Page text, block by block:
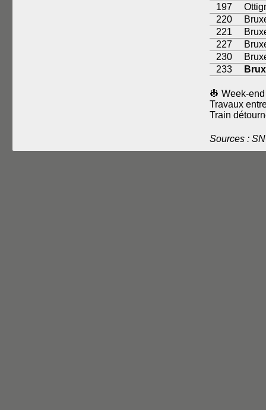
197
220
221
227
230
233
👷 Week-
Travaux
Train
Sources :